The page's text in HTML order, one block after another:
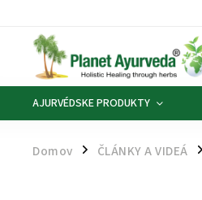
AJURVÉDSKE PRODUKTY
Domov / ČLÁNKY A VIDEÁ /